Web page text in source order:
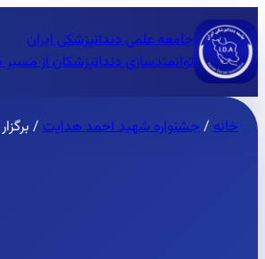
جامعه علمی دندانپزشکی ایران
توانمندسازی دندانپزشکان از
خانه/جشنواره شهید احمد هدایت/